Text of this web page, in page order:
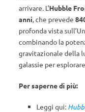
arrivare. L’Hubble
anni, che prevede
profonda vista
combinando la
gravitazionale della
galassie per
Per saperne di più:
Leggi qui: